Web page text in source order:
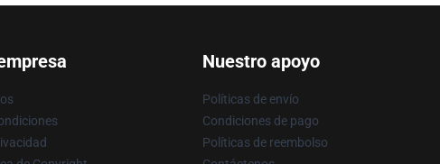
Nuestro apoyo
Políticas de envío
Condiciones de pago
Políticas de reembolso